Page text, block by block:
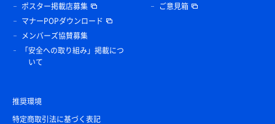
ポスター掲載店募集
マナーPOPダウンロード
メンバーズ協賛募集
「安全への取り組み」掲載につ
いて
ご意見箱
推奨環境
特定商取引法に基づく表記